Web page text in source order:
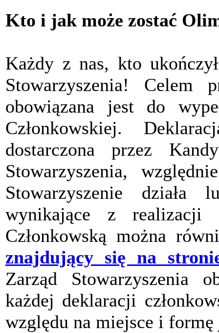
Kto i jak może zostać
Każdy z nas, kto
Stowarzyszenia! Celem
obowiązana jest do
Członkowskiej.
dostarczona przez
Stowarzyszenia,
Stowarzyszenie działa
wynikające z realizacji
Członkowską można
znajdujący się na
Zarząd Stowarzyszenia
każdej deklaracji
względu na miejsce i